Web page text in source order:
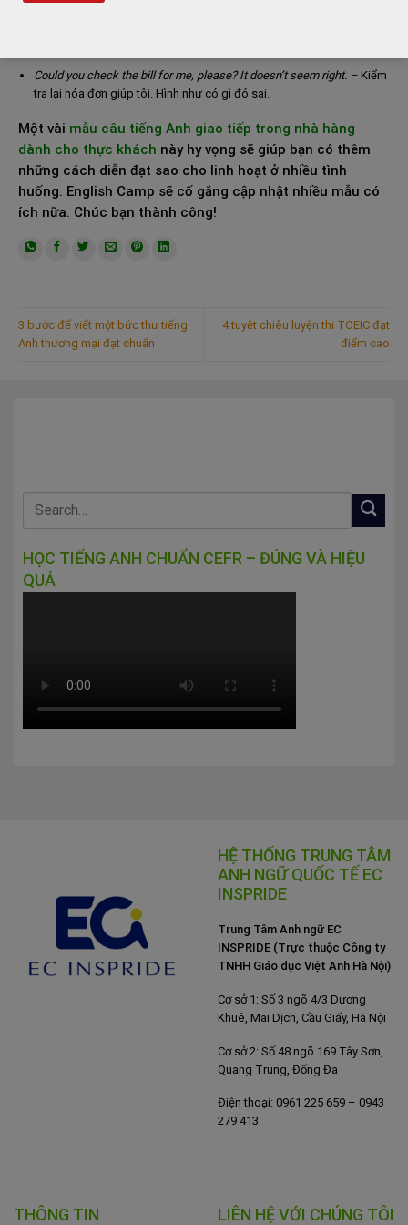
Could you check the bill for me, please? It doesn’t seem right. – Kiểm
tra lại hóa đơn giúp tôi. Hình như có gì đó sai.
Một vài mẫu câu tiếng Anh giao tiếp trong nhà hàng
dành cho thực khách này hy vọng sẽ giúp bạn có thêm
những cách diễn đạt sao cho linh hoạt ở nhiều tình
huống. English Camp sẽ cố gắng cập nhật nhiều mẫu có
ích nữa. Chúc bạn thành công!
3 bước để viết một bức thư tiếng
Anh thương mại đạt chuẩn
4 tuyệt chiêu luyện thi TOEIC đạt
điểm cao
HỌC TIẾNG ANH CHUẨN CEFR – ĐÚNG VÀ HIỆU
QUẢ
HỆ THỐNG TRUNG TÂM
ANH NGỮ QUỐC TẾ EC
INSPRIDE
Trung Tâm Anh ngữ EC
INSPRIDE (Trực thuộc Công ty
TNHH Giáo dục Việt Anh Hà Nội)
Cơ sở 1: Số 3 ngõ 4/3 Dương
Khuê, Mai Dịch, Cầu Giấy, Hà Nội
Cơ sở 2: Số 48 ngõ 169 Tây Sơn,
Quang Trung, Đống Đa
Điện thoại: 0961 225 659 – 0943
279 413
THÔNG TIN LIÊN HỆ VỚI CHÚNG TÔI